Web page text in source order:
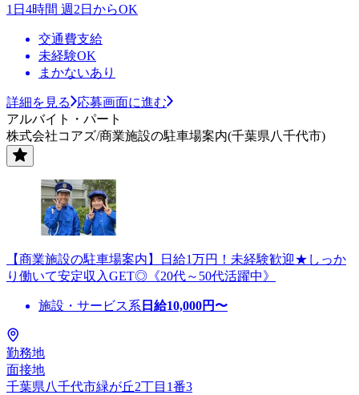
1日4時間 週2日からOK
交通費支給
未経験OK
まかないあり
詳細を見る
応募画面に進む
アルバイト・パート
株式会社コアズ/商業施設の駐車場案内(千葉県八千代市)
【商業施設の駐車場案内】日給1万円！未経験歓迎★しっか
り働いて安定収入GET◎《20代～50代活躍中》
施設・サービス系 日給10,000円〜
勤務地
面接地
千葉県八千代市緑が丘2丁目1番3